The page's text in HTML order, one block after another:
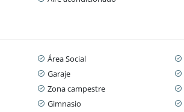
Área Social
Garaje
Zona campestre
Gimnasio